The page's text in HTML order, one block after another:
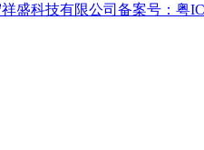
盛科技有限公司 备案号：粤